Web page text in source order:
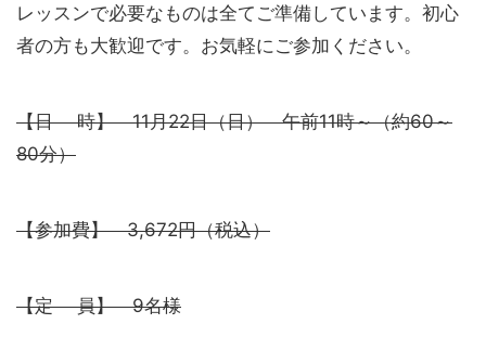
レッスンで必要なものは全てご準備しています。初心
者の方も大歓迎です。お気軽にご参加ください。
【日 時】 11月22日（日） 午前11時～（約60～
80分）
【参加費】 3,672円（税込）
【定 員】 9名様